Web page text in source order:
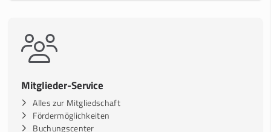
Mitglieder-Service
Alles zur Mitgliedschaft
Fördermöglichkeiten
Buchungscenter